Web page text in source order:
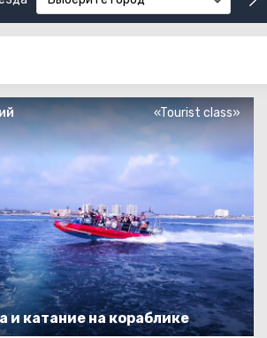
и катание на кораблике
«Tourist class»